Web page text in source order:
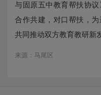
与固原五中教育帮扶协
合作共建，对口帮扶，
共同推动双方教育教研新
来源：马尾区